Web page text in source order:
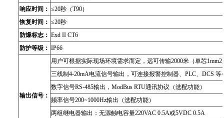
响应时间： ≤20秒（T90）
恢复时间： ≤20秒
防爆标志： Exd II CT6
防护等级： IP66
输出信号：
用户可根据实际现场环境需求而定，远可传输2000米（单芯
三线制4-20mA电流信号输出，可连接报警控制器、PLC、DCS
数字信号RS-485输出， ModBus RTU通讯协议 （选配功能）
频率信号200~1000Hz输出（选配功能）
两组继电器输出：无源触电容量220VAC 0.5A或5VDC 0.5A